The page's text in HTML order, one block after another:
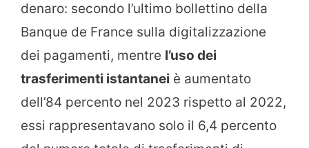
denaro: secondo l’ultimo bollettino della
Banque de France sulla digitalizzazione
dei pagamenti, mentre l’uso dei
trasferimenti istantanei è aumentato
dell’84 percento nel 2023 rispetto al 2022,
essi rappresentavano solo il 6,4 percento